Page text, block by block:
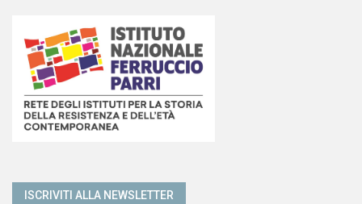
ISCRIVITI ALLA NEWSLETTER